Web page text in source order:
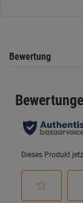
Bewertung